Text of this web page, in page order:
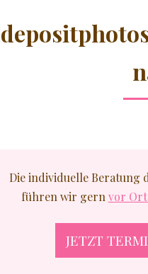
HOME
GLATTE HAUT
NATURKOSMETIK
Die individuelle Beratung
führen wir gern vor
JETZT